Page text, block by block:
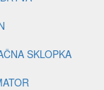
SKLOPKA